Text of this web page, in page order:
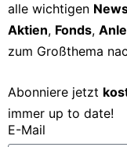
alle wichtigen
Aktien, Fonds,
zum Großthema
Abonniere jetzt
immer up to date!
E-Mail